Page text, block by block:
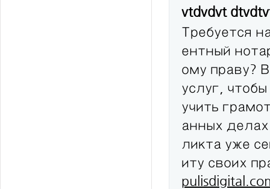
vtdvdvt
Требуется
ентный
ому праву?
услуг,
учить
анных
ликта уже
иту своих